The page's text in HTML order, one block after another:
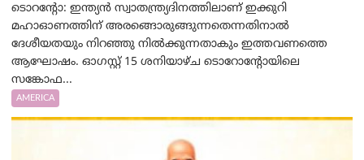
ടൊറന്റോ: ഇന്ത്യൻ സ്വാതന്ത്ര്യദിനത്തിലാണ് ഇക്കുറി
മഹാഓണത്തിന് അരങ്ങൊരുങ്ങുന്നതെന്നതിനാൽ
ദേശീയതയും നിറഞ്ഞു നിൽക്കുന്നതാകും ഇത്തവണത്തെ
ആഘോഷം. ഓഗസ്റ്റ് 15 ശനിയാഴ്ച ടൊറോന്റോയിലെ
സങ്കോഫ...
AMERICA